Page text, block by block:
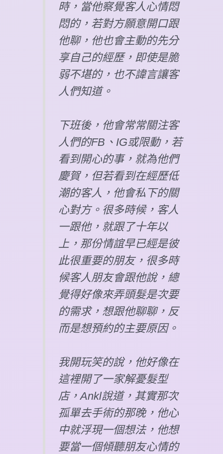
時，當他察覺客人心情悶
悶的，若對方願意開口跟
他聊，他也會主動的先分
享自己的經歷，即使是脆
弱不堪的，也不諱言讓客
人們知道。
下班後，他會常常關注客
人們的FB、IG或限動，若
看到開心的事，就為他們
慶賀，但若看到在經歷低
潮的客人，他會私下的關
心對方。很多時候，客人
一跟他，就跟了十年以
上，那份情誼早已經是彼
此很重要的朋友，很多時
候客人朋友會跟他說，總
覺得好像來弄頭髮是次要
的需求，想跟他聊聊，反
而是想預約的主要原因。
我開玩笑的說，他好像在
這裡開了一家解憂髮型
店，Ankl說道，其實那次
孤單去手術的那晚，他心
中就浮現一個想法，他想
要當一個傾聽朋友心情的